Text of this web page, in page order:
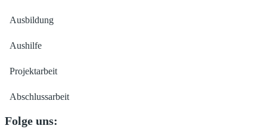
Ausbildung
Aushilfe
Projektarbeit
Abschlussarbeit
Folge uns: